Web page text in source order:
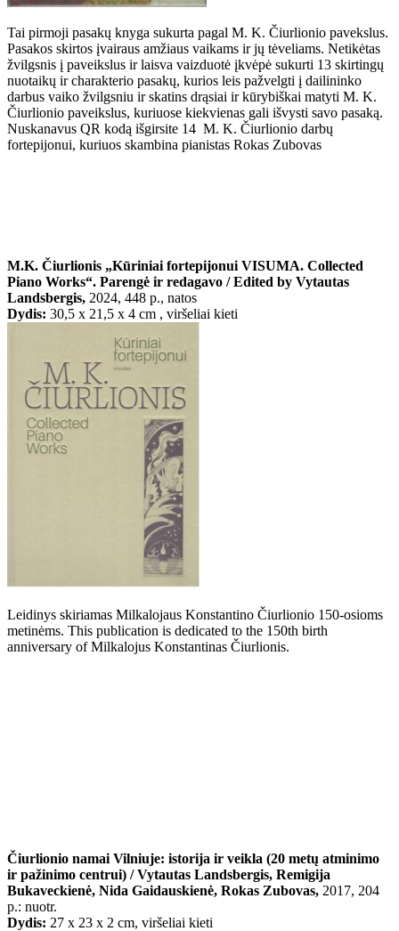
Tai pirmoji pasakų knyga sukurta pagal M. K. Čiurlionio pavekslus.
Pasakos skirtos įvairaus amžiaus vaikams ir jų tėveliams. Netikėtas
žvilgsnis į paveikslus ir laisva vaizduotė įkvėpė sukurti 13 skirtingų
nuotaikų ir charakterio pasakų, kurios leis pažvelgti į dailininko
darbus vaiko žvilgsniu ir skatins drąsiai ir kūrybiškai matyti M. K.
Čiurlionio paveikslus, kuriuose kiekvienas gali išvysti savo pasaką.
Nuskanavus QR kodą išgirsite 14 M. K. Čiurlionio darbų
fortepijonui, kuriuos skambina pianistas Rokas Zubovas
M.K. Čiurlionis „Kūriniai fortepijonui VISUMA. Collected
Piano Works“. Parengė ir redagavo / Edited by Vytautas
Landsbergis, 2024, 448 p., natos
Dydis: 30,5 x 21,5 x 4 cm , viršeliai kieti
Leidinys skiriamas Milkalojaus Konstantino Čiurlionio 150-osioms
metinėms. This publication is dedicated to the 150th birth
anniversary of Milkalojus Konstantinas Čiurlionis.
Čiurlionio namai Vilniuje: istorija ir veikla (20 metų atminimo
ir pažinimo centrui) / Vytautas Landsbergis, Remigija
Bukaveckienė, Nida Gaidauskienė, Rokas Zubovas, 2017, 204
p.: nuotr.
Dydis: 27 x 23 x 2 cm, viršeliai kieti